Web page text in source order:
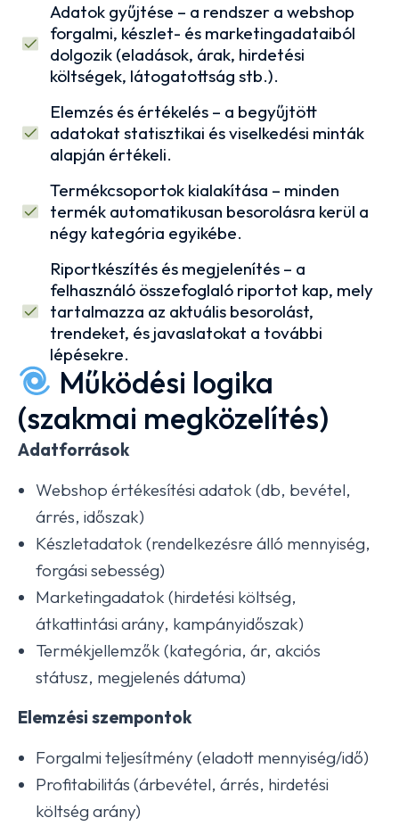
Javítandó termékek – mérsékelt
forgalmúak, de van bennük potenciál.
Pénzégető termékek – költségesek, de
nem hoznak bevételt.
Zombi termékek – hosszú ideje nem
Adatok gyűjtése – a rendszer a webshop
forgalmi, készlet- és marketingadataiból
dolgozik (eladások, árak, hirdetési
költségek, látogatottság stb.).
Elemzés és értékelés – a begyűjtött
adatokat statisztikai és viselkedési minták
alapján értékeli.
Termékcsoportok kialakítása – minden
termék automatikusan besorolásra kerül a
négy kategória egyikébe.
Riportkészítés és megjelenítés – a
felhasználó összefoglaló riportot kap, mely
tartalmazza az aktuális besorolást,
trendeket, és javaslatokat a további
lépésekre.
Működési logika
(szakmai megközelítés)
Adatforrások
Webshop értékesítési adatok (db, bevétel,
árrés, időszak)
Készletadatok (rendelkezésre álló mennyiség,
forgási sebesség)
Marketingadatok (hirdetési költség,
átkattintási arány, kampányidőszak)
Termékjellemzők (kategória, ár, akciós
státusz, megjelenés dátuma)
Elemzési szempontok
Forgalmi teljesítmény (eladott mennyiség/idő)
Profitabilitás (árbevétel, árrés, hirdetési
költség arány)